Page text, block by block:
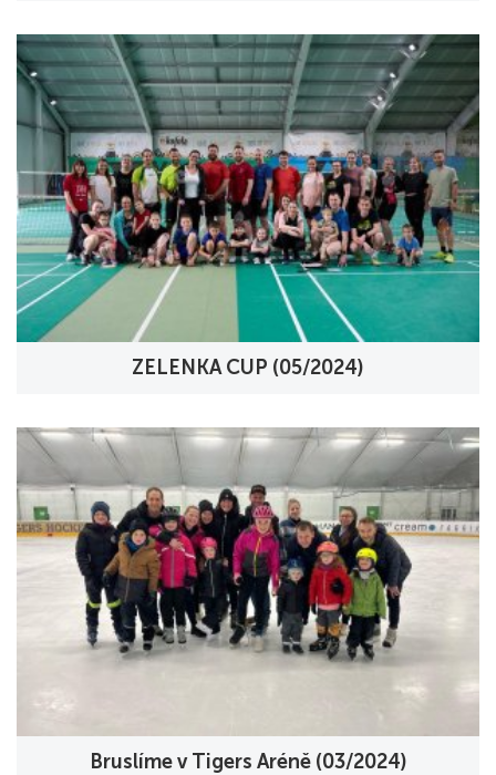
ZELENKA CUP (05/2024)
Bruslíme v Tigers Aréně (03/2024)